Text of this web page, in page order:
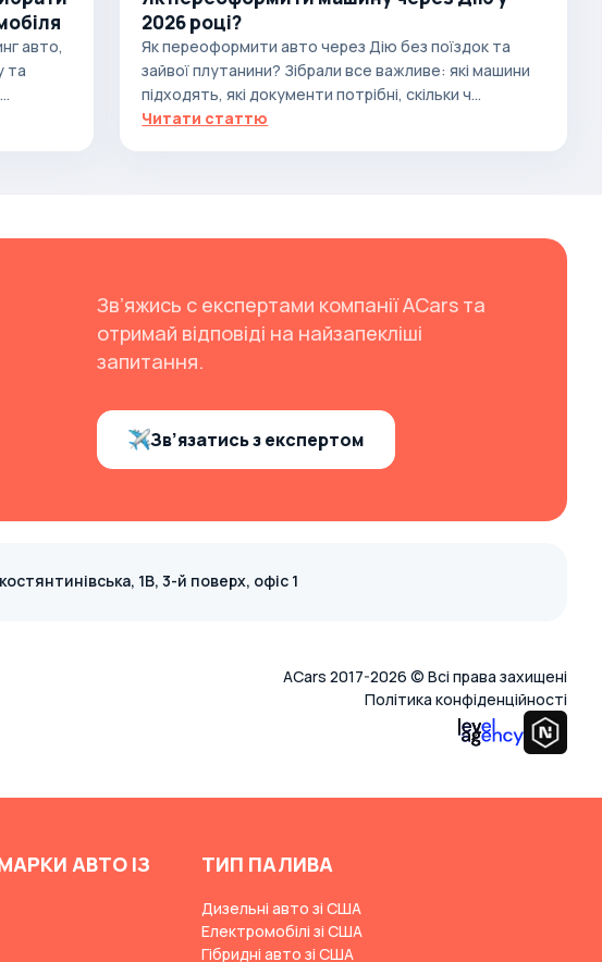
авто,
та
2026 році?
Як переоформити авто через Дію без поїздок та
зайвої плутанини? Зібрали все важливе: які машини
підходять, які документи потрібні, скільки ч...
Читати статтю
Зв’яжись с експертами компанії ACars та
отримай відповіді на найзапекліші
запитання.
Зв’язатись з експертом
1В, 3-й поверх, офіс 1
ACars 2017-2026 © Всі права захищені
Політика конфіденційності
АВТО ІЗ
ТИП ПАЛИВА
Дизельні авто зі США
Електромобілі зі США
Гібридні авто зі США